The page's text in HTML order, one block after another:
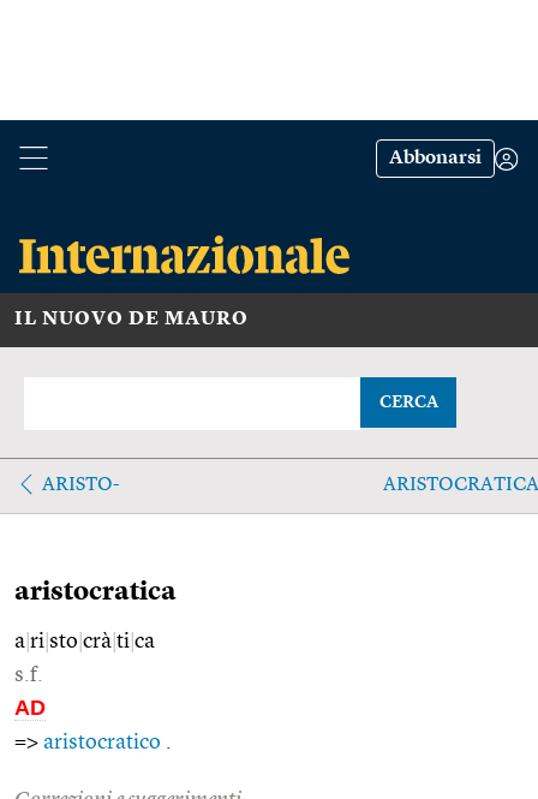
Abbonarsi
IL NUOVO DE MAURO
CERCA
ARISTO-
aristocratica
a ri sto crà ti ca
s.f.
AD
=> aristocratico